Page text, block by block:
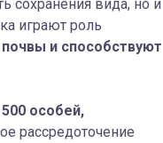
сохранения вида, но и
играют роль
и способствуют
особей,
рассредоточение